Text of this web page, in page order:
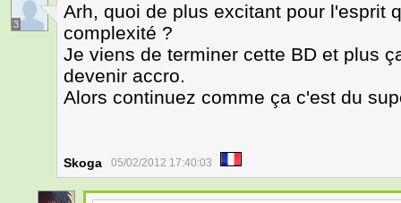
3
Arh, quoi de plus excitant pour l'esprit
complexité ?
Je viens de terminer cette BD et plus
devenir accro.
Alors continuez comme ça c'est du
Skoga 05/02/2012 17:40:03